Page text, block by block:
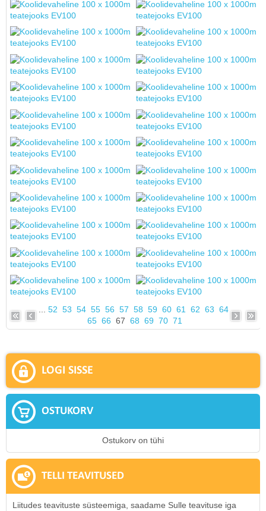
52 53 54 55 56 57 58 59 60 61 62 63 64
65 66 67 68 69 70 71
LOGI SISSE
OSTUKORV
Ostukorv on tühi
TELLI TEAVITUSED
Liitudes teavituste süsteemiga, saadame Sulle teavituse iga